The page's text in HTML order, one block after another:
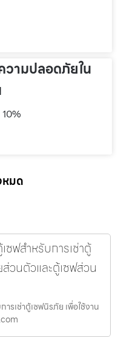
วามปลอดภัยใน
มด
ซฟสำหรับการเช่าตู้
วนตัวและตู้เซฟส่วน
รเช่าตู้เซฟนิรภัย เพื่อใช้งาน